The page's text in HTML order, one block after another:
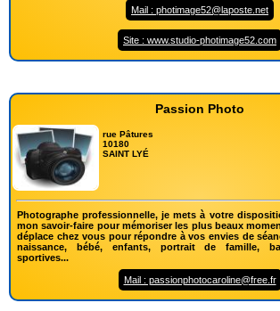
Mail : photimage52@laposte.net
Site : www.studio-photimage52.com
Passion Photo
rue Pâtures
10180
SAINT LYÉ
Photographe professionnelle, je mets à votre
mon savoir-faire pour mémoriser les plus beaux
déplace chez vous pour répondre à vos envies de
naissance, bébé, enfants, portrait de famille,
sportives...
Mail : passionphotocaroline@free.fr